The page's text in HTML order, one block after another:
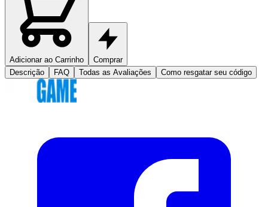
Adicionar ao Carrinho
Comprar
Descrição
FAQ Todas as Avaliações Como resgatar seu código